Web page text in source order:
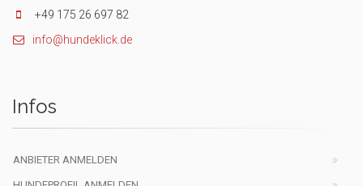
+49 175 26 697 82
info@hundeklick.de
Infos
ANBIETER ANMELDEN